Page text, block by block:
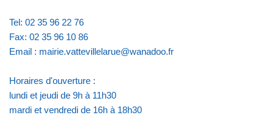
Tel: 02 35 96 22 76
Fax: 02 35 96 10 86
Email : mairie.vattevillelarue@wanadoo.fr
Horaires d'ouverture :
lundi et jeudi de 9h à 11h30
mardi et vendredi de 16h à 18h30